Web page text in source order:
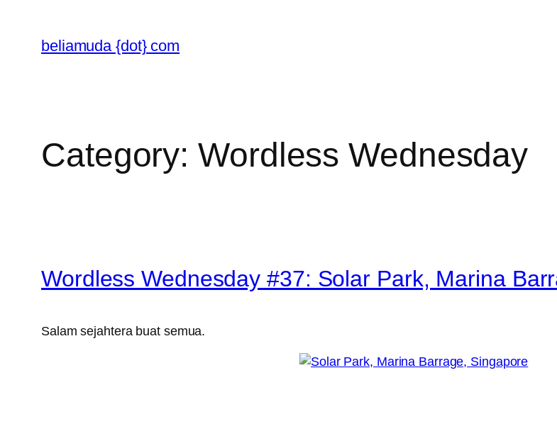
content
beliamuda {dot} com
Category: Wordless Wednesday
Wordless Wednesday #37: Solar Park, Marina
Salam sejahtera buat semua.